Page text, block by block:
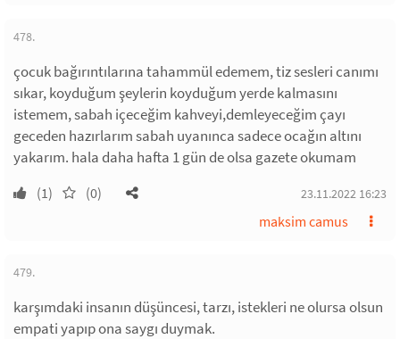
478.
çocuk bağırıntılarına tahammül edemem, tiz sesleri canımı
sıkar, koyduğum şeylerin koyduğum yerde kalmasını
istemem, sabah içeceğim kahveyi,demleyeceğim çayı
geceden hazırlarım sabah uyanınca sadece ocağın altını
yakarım. hala daha hafta 1 gün de olsa gazete okumam
(1) (0) 23.11.2022 16:23
maksim camus
479.
karşımdaki insanın düşüncesi, tarzı, istekleri ne olursa olsun
empati yapıp ona saygı duymak.